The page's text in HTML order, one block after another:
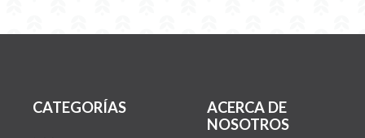
CATEGORÍAS
ACERCA DE
NOSOTROS